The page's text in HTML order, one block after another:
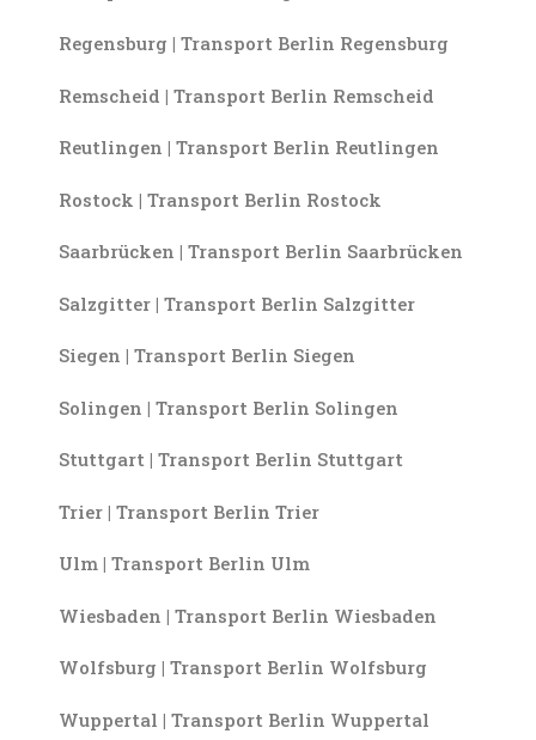
Regensburg | Transport Berlin Regensburg
Remscheid | Transport Berlin Remscheid
Reutlingen | Transport Berlin Reutlingen
Rostock | Transport Berlin Rostock
Saarbrücken | Transport Berlin Saarbrücken
Salzgitter | Transport Berlin Salzgitter
Siegen | Transport Berlin Siegen
Solingen | Transport Berlin Solingen
Stuttgart | Transport Berlin Stuttgart
Trier | Transport Berlin Trier
Ulm | Transport Berlin Ulm
Wiesbaden | Transport Berlin Wiesbaden
Wolfsburg | Transport Berlin Wolfsburg
Wuppertal | Transport Berlin Wuppertal